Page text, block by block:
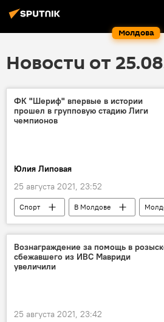
Молдова
Новости от
ФК "Шериф" впервые в истории
прошел в групповую стадию Лиги
чемпионов
Юлия Липовая
25 августа 2021, 23:52
Спорт В Молдове
ФК "Шериф"
Футбол
Вознаграждение за помощь в
сбежавшего из ИВС Мавриди
увеличили
25 августа 2021, 23:42